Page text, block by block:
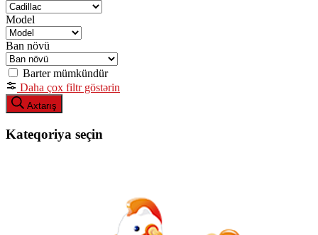
Model
Ban növü
Barter mümkündür
Daha çox filtr göstərin
Axtarış
Kateqoriya seçin